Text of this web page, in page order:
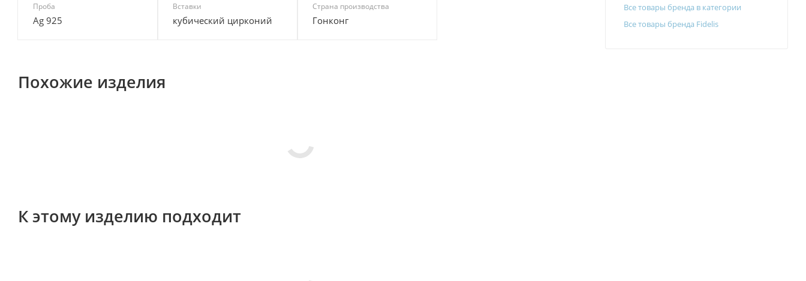
Проба
Ag 925
Вставки
кубический цирконий
Страна производства
Гонконг
Похожие изделия
К этому изделию подходит
Все товары бренда в категории
Все товары бренда Fidelis